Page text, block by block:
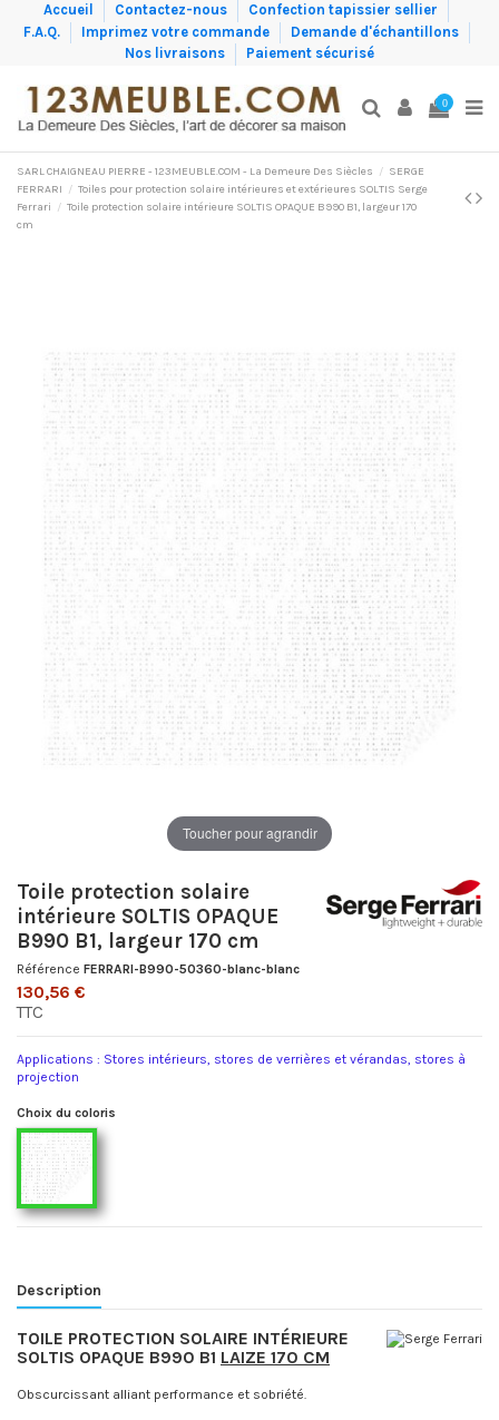
Accueil Contactez-nous
Confection tapissier sellier
F.A.Q.
Imprimez votre commande
Demande d'échantillons
Nos livraisons
Paiement sécurisé
0
SARL CHAIGNEAU PIERRE - 123MEUBLE.COM - La Demeure Des Siècles
SERGE
FERRARI
Toiles pour protection solaire intérieures et extérieures SOLTIS Serge
Ferrari
Toile protection solaire intérieure SOLTIS OPAQUE B990 B1, largeur 170
cm
Toucher pour agrandir
Toile protection solaire
intérieure SOLTIS OPAQUE
B990 B1, largeur 170 cm
Référence FERRARI-B990-50360-blanc-blanc
130,56 €
TTC
Applications : Stores intérieurs, stores de verrières et vérandas, stores à
projection
Choix du coloris
B990-50360 Blanc/Blanc
Description
TOILE PROTECTION SOLAIRE INTÉRIEURE
SOLTIS OPAQUE B990 B1 LAIZE 170 CM
Obscurcissant alliant performance et sobriété.